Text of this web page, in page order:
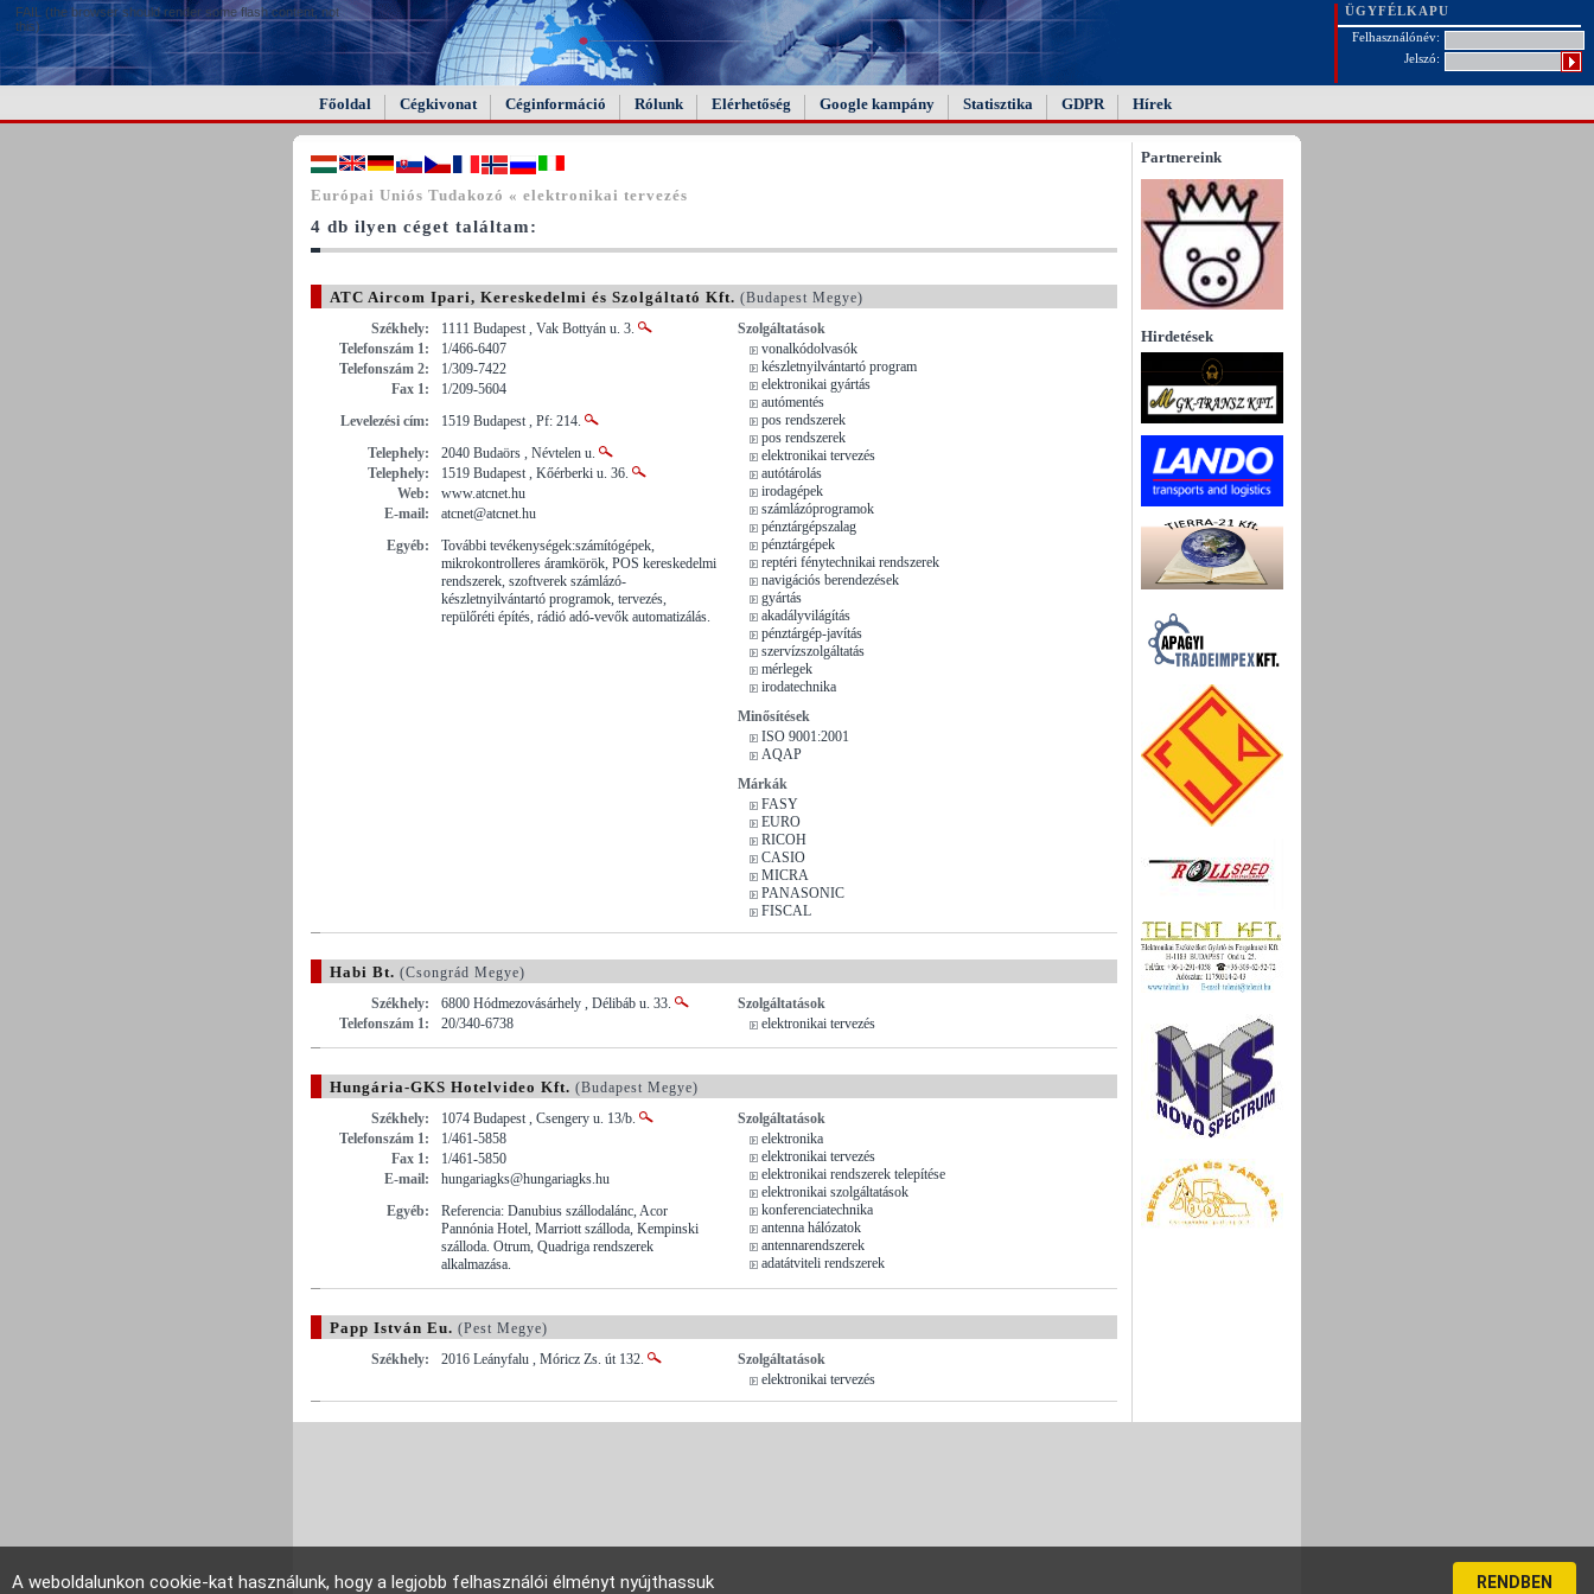
FAIL (the browser should render some flash content, not
this).
ÜGYFÉLKAPU
Felhasználónév:
Jelszó:
Főoldal Cégkivonat Céginformáció Rólunk Elérhetőség Google kampány Statisztika GDPR Hírek
Európai Uniós Tudakozó « elektronikai tervezés
4 db ilyen céget találtam:
ATC Aircom Ipari, Kereskedelmi és Szolgáltató Kft. (Budapest Megye)
Székhely:
1111 Budapest , Vak Bottyán u. 3.
Telefonszám 1:
1/466-6407
Telefonszám 2:
1/309-7422
Fax 1:
1/209-5604
Levelezési cím:
1519 Budapest , Pf: 214.
Telephely:
2040 Budaörs , Névtelen u.
Telephely:
1519 Budapest , Kőérberki u. 36.
Web:
www.atcnet.hu
E-mail:
atcnet@atcnet.hu
Egyéb:
További tevékenységek:számítógépek,
mikrokontrolleres áramkörök, POS kereskedelmi
rendszerek, szoftverek számlázó-
készletnyilvántartó programok, tervezés,
repülőréti építés, rádió adó-vevők automatizálás.
Szolgáltatások
vonalkódolvasók
készletnyilvántartó program
elektronikai gyártás
autómentés
pos rendszerek
pos rendszerek
elektronikai tervezés
autótárolás
irodagépek
számlázóprogramok
pénztárgépszalag
pénztárgépek
reptéri fénytechnikai rendszerek
navigációs berendezések
gyártás
akadályvilágítás
pénztárgép-javítás
szervízszolgáltatás
mérlegek
irodatechnika
Minősítések
ISO 9001:2001
AQAP
Márkák
FASY
EURO
RICOH
CASIO
MICRA
PANASONIC
FISCAL
Habi Bt. (Csongrád Megye)
Székhely:
6800 Hódmezovásárhely , Délibáb u. 33.
Telefonszám 1:
20/340-6738
Szolgáltatások
elektronikai tervezés
Hungária-GKS Hotelvideo Kft. (Budapest Megye)
Székhely:
1074 Budapest , Csengery u. 13/b.
Telefonszám 1:
1/461-5858
Fax 1:
1/461-5850
E-mail:
hungariagks@hungariagks.hu
Egyéb:
Referencia: Danubius szállodalánc, Acor
Pannónia Hotel, Marriott szálloda, Kempinski
szálloda. Otrum, Quadriga rendszerek
alkalmazása.
Szolgáltatások
elektronika
elektronikai tervezés
elektronikai rendszerek telepítése
elektronikai szolgáltatások
konferenciatechnika
antenna hálózatok
antennarendszerek
adatátviteli rendszerek
Papp István Eu. (Pest Megye)
Székhely:
2016 Leányfalu , Móricz Zs. út 132.
Szolgáltatások
elektronikai tervezés
Partnereink
Hirdetések
A weboldalunkon cookie-kat használunk, hogy a legjobb felhasználói élményt nyújthassuk RENDBEN